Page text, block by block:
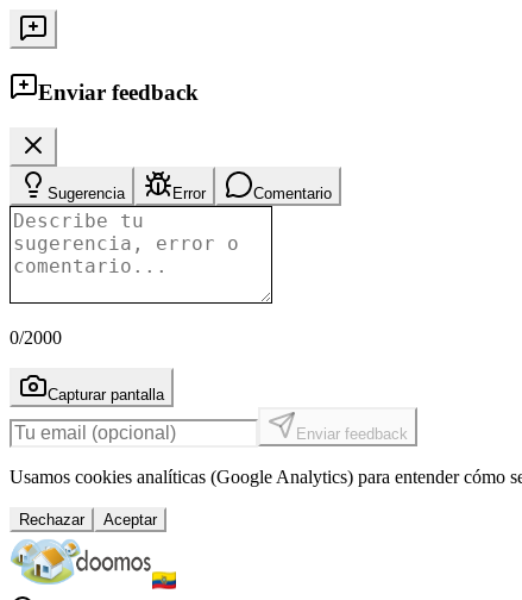
Enviar feedback
Sugerencia Error Comentario
0/2000
Capturar pantalla
Enviar feedback
Usamos cookies analíticas (Google Analytics) para entender cómo
Rechazar Aceptar